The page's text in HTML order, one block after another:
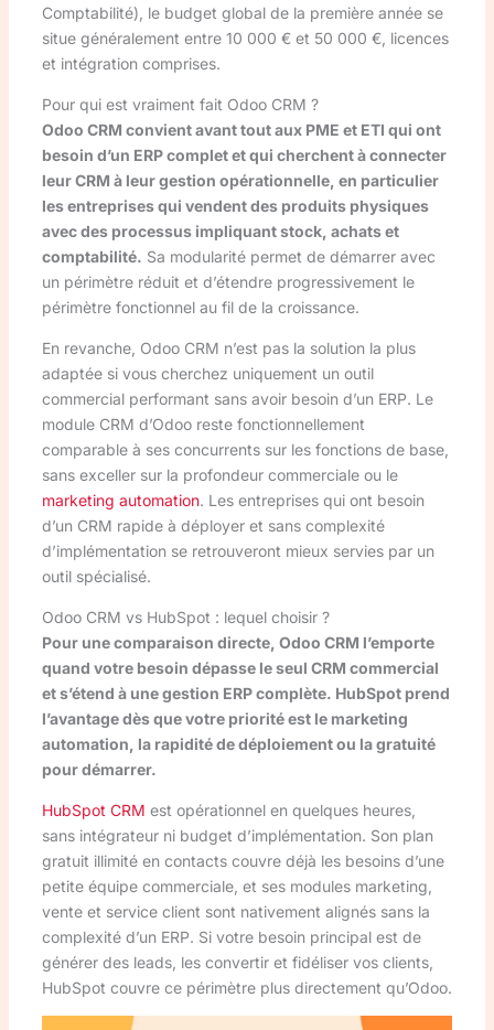
Comptabilité), le budget global de la première année se
situe généralement entre 10 000 € et 50 000 €, licences
et intégration comprises.
Pour qui est vraiment fait Odoo CRM ?
Odoo CRM convient avant tout aux PME et ETI qui ont
besoin d’un ERP complet et qui cherchent à connecter
leur CRM à leur gestion opérationnelle, en particulier
les entreprises qui vendent des produits physiques
avec des processus impliquant stock, achats et
comptabilité. Sa modularité permet de démarrer avec
un périmètre réduit et d’étendre progressivement le
périmètre fonctionnel au fil de la croissance.
En revanche, Odoo CRM n’est pas la solution la plus
adaptée si vous cherchez uniquement un outil
commercial performant sans avoir besoin d’un ERP. Le
module CRM d’Odoo reste fonctionnellement
comparable à ses concurrents sur les fonctions de base,
sans exceller sur la profondeur commerciale ou le
marketing automation. Les entreprises qui ont besoin
d’un CRM rapide à déployer et sans complexité
d’implémentation se retrouveront mieux servies par un
outil spécialisé.
Odoo CRM vs HubSpot : lequel choisir ?
Pour une comparaison directe, Odoo CRM l’emporte
quand votre besoin dépasse le seul CRM commercial
et s’étend à une gestion ERP complète. HubSpot prend
l’avantage dès que votre priorité est le marketing
automation, la rapidité de déploiement ou la gratuité
pour démarrer.
HubSpot CRM est opérationnel en quelques heures,
sans intégrateur ni budget d’implémentation. Son plan
gratuit illimité en contacts couvre déjà les besoins d’une
petite équipe commerciale, et ses modules marketing,
vente et service client sont nativement alignés sans la
complexité d’un ERP. Si votre besoin principal est de
générer des leads, les convertir et fidéliser vos clients,
HubSpot couvre ce périmètre plus directement qu’Odoo.